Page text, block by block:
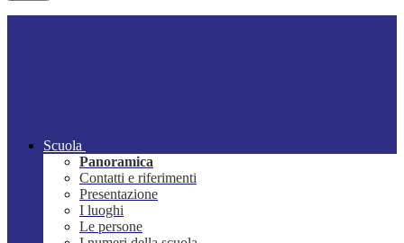
Scuola
Panoramica
Contatti e riferimenti
Presentazione
I luoghi
Le persone